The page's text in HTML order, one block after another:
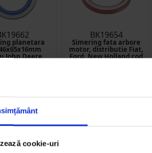
cookie-uri
planetara
John Deere,
RON
BK19654
Simering fata arbore
motor, distributie Fiat,
Ford, New Holland cod
87800348, 87800696
8.72 RON